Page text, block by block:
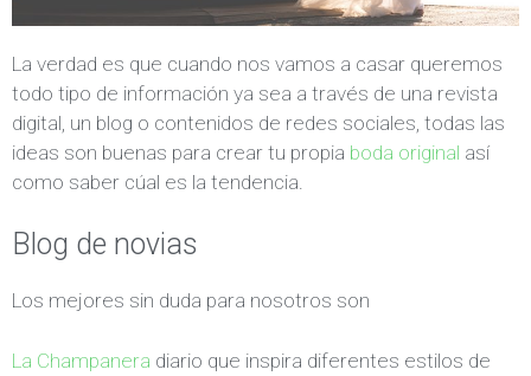
La verdad es que cuando nos vamos a casar queremos
todo tipo de información ya sea a través de una revista
digital, un blog o contenidos de redes sociales, todas las
ideas son buenas para crear tu propia boda original así
como saber cúal es la tendencia.
Blog de novias
Los mejores sin duda para nosotros son
La Champanera diario que inspira diferentes estilos de